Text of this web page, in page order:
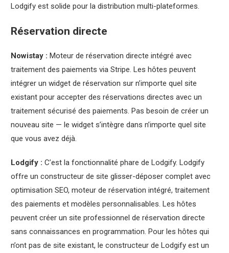
Lodgify est solide pour la distribution multi-plateformes.
Réservation directe
Nowistay : Moteur de réservation directe intégré avec
traitement des paiements via Stripe. Les hôtes peuvent
intégrer un widget de réservation sur n’importe quel site
existant pour accepter des réservations directes avec un
traitement sécurisé des paiements. Pas besoin de créer un
nouveau site — le widget s’intègre dans n’importe quel site
que vous avez déjà.
Lodgify : C’est la fonctionnalité phare de Lodgify. Lodgify
offre un constructeur de site glisser-déposer complet avec
optimisation SEO, moteur de réservation intégré, traitement
des paiements et modèles personnalisables. Les hôtes
peuvent créer un site professionnel de réservation directe
sans connaissances en programmation. Pour les hôtes qui
n’ont pas de site existant, le constructeur de Lodgify est un